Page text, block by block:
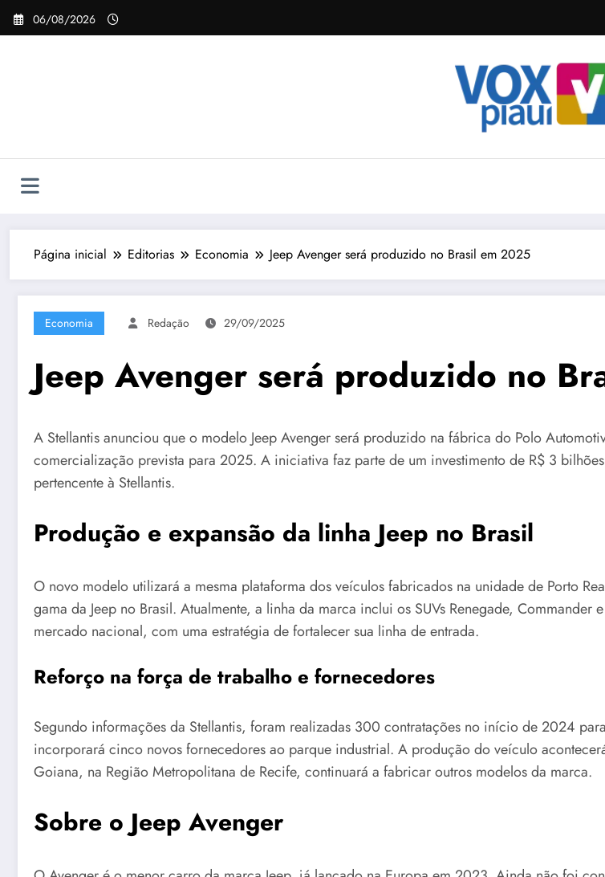
Pular
para
06/08/2026
Página inicial Editorias Economia Jeep Avenger será produzido no Brasil em 2025
Economia Redação 29/09/2025
Jeep Avenger será produzido no
A Stellantis anunciou que o modelo Jeep Avenger será produzido na fábrica do Polo
comercialização prevista para 2025. A iniciativa faz parte de um investimento de R$ 3
pertencente à Stellantis.
Produção e expansão da linha Jeep no Brasil
O novo modelo utilizará a mesma plataforma dos veículos fabricados na unidade de Porto
gama da Jeep no Brasil. Atualmente, a linha da marca inclui os SUVs Renegade,
mercado nacional, com uma estratégia de fortalecer sua linha de entrada.
Reforço na força de trabalho e fornecedores
Segundo informações da Stellantis, foram realizadas 300 contratações no início de 2024
incorporará cinco novos fornecedores ao parque industrial. A produção do veículo
Goiana, na Região Metropolitana de Recife, continuará a fabricar outros modelos da marca.
Sobre o Jeep Avenger